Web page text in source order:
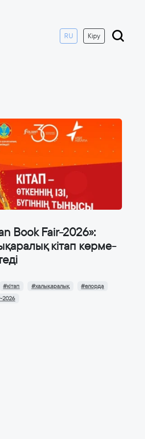
RU Кіру
Book Fair-2026»:
кітап көрме-
#кітап #халықаралық
#елорда
2026